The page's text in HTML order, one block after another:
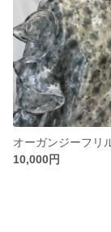
10,000円